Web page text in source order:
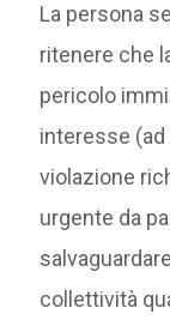
La persona
ritenere che
pericolo
interesse
violazione
urgente da
collettività